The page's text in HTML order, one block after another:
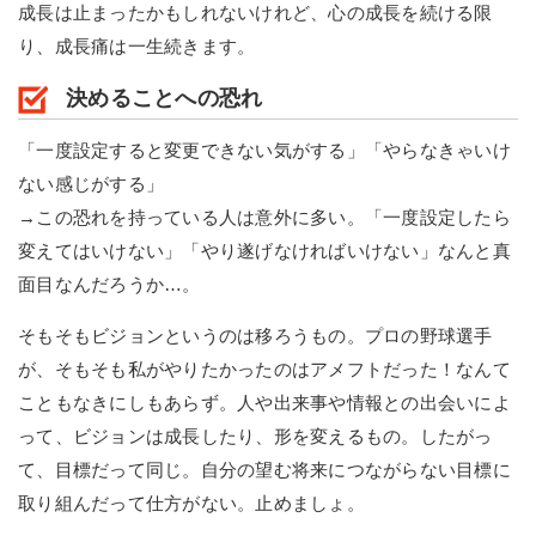
成長は止まったかもしれないけれど、心の成長を続ける限
り、成長痛は一生続きます。
決めることへの恐れ
「一度設定すると変更できない気がする」「やらなきゃいけ
ない感じがする」
→この恐れを持っている人は意外に多い。「一度設定したら
変えてはいけない」「やり遂げなければいけない」なんと真
面目なんだろうか…。
そもそもビジョンというのは移ろうもの。プロの野球選手
が、そもそも私がやりたかったのはアメフトだった！なんて
こともなきにしもあらず。人や出来事や情報との出会いによ
って、ビジョンは成長したり、形を変えるもの。したがっ
て、目標だって同じ。自分の望む将来につながらない目標に
取り組んだって仕方がない。止めましょ。